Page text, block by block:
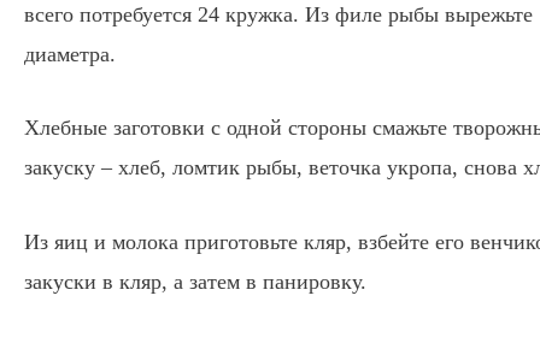
всего потребуется 24 кружка. Из филе рыбы вырежьте
диаметра.
Хлебные заготовки с одной стороны смажьте
закуску – хлеб, ломтик рыбы, веточка укропа, снова
Из яиц и молока приготовьте кляр, взбейте его
закуски в кляр, а затем в панировку.